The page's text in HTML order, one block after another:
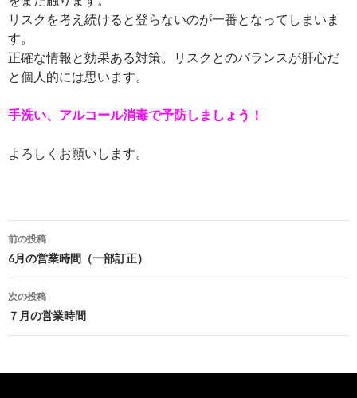
リスクを考え続けると登らないのが一番となってしまいま
す。
正確な情報と効果ある対策。リスクとのバランスが肝心だ
と個人的には思います。
手洗い、アルコール消毒で予防しましょう！
よろしくお願いします。
投
稿
ナ
ビ
ー
前の投稿
6月の営業時間（一部訂正）
次の投稿
７月の営業時間